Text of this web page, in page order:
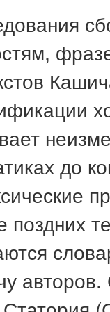
до
поздних
авторов.